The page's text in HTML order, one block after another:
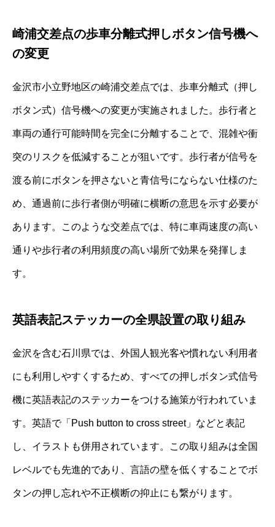
崎浦交差点の歩車分離式押しボタン信号機へ
の変更
金沢市小立野地区の崎浦交差点では、歩車分離式（押し
ボタン式）信号機への変更が実施されました。歩行者と
車両の通行可能時間を完全に分離することで、混雑や衝
突のリスクを低減することが狙いです。歩行者が信号を
渡る前にボタンを押さないと青信号にならない仕様のた
め、通過前に歩行者側が明確に横断の意思を示す必要が
あります。このような交差点では、特に車両速度の高い
通りや歩行者の利用頻度の高い場所で効果を発揮しま
す。
英語表記ステッカーの全県設置の取り組み
金沢を含む石川県では、外国人観光客や慣れない利用者
にも利用しやすくするため、すべての押しボタン式信号
機に英語表記のステッカーをつける施策が行われていま
す。英語で「Push button to cross street」などと表記
し、イラストも併用されています。この取り組みは全国
レベルでも先進的であり、言語の壁を低くすることでボ
タンの押し忘れや不正横断の抑止にも繋がります。